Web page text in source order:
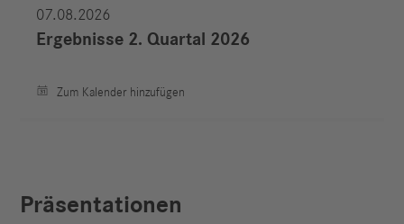
07.08.2026
Ergebnisse 2. Quartal 2026
Zum Kalender hinzufügen
Präsentationen